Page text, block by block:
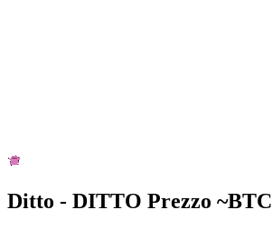
Ditto - DITTO Prezzo ~BTC